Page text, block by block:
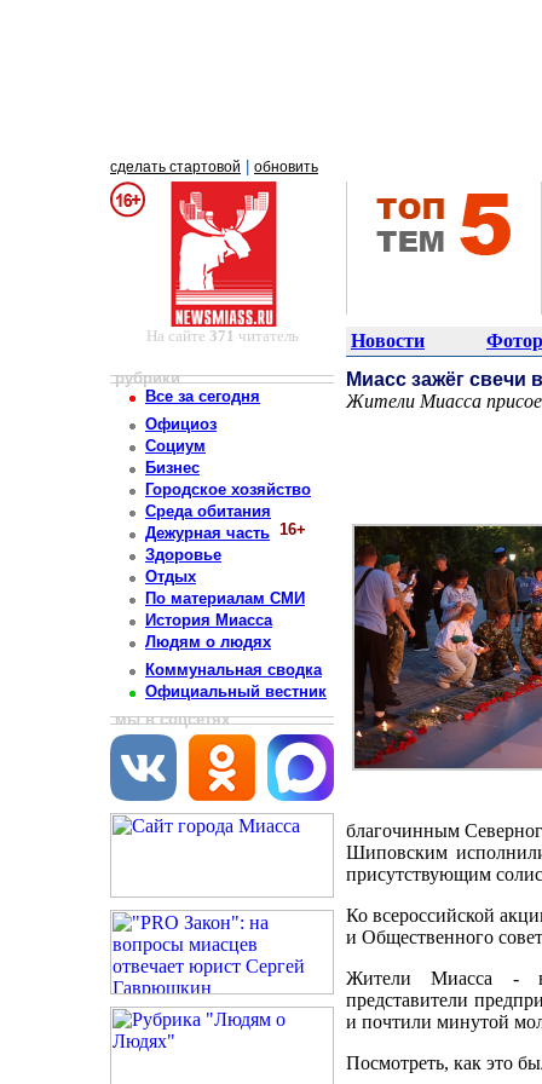
сделать стартовой обновить
На сайте 371 читатель Новости
рубрики
Все за сегодня
Официоз
Социум
Бизнес
Городское хозяйство
Среда обитания
Дежурная часть 16+
Здоровье
Отдых
По материалам СМИ
История Миасса
Людям о людях
Коммунальная сводка
Официальный вестник
мы в соцсетях
Миасс зажёг свечи
Жители Миасса
благочинным
Шиповским
присутствующим
Ко всероссийской
и Общественного
Жители Миасса -
представители
и почтили минутой
Посмотреть, как это